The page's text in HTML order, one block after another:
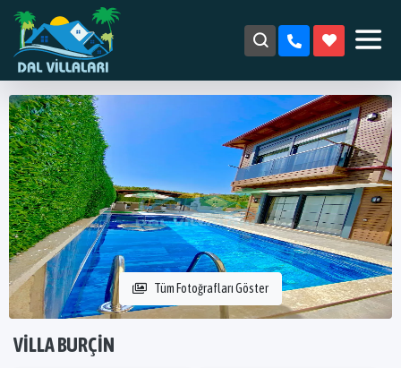
Tüm Fotoğrafları Göster
VILLA BURÇIN